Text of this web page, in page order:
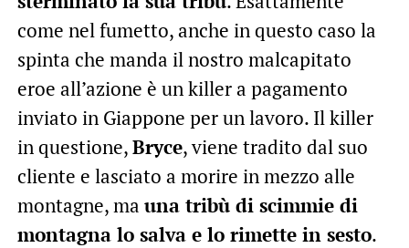
come nel fumetto, anche in questo caso la
spinta che manda il nostro malcapitato
eroe all’azione è un killer a pagamento
inviato in Giappone per un lavoro. Il killer
in questione,Bryce, viene tradito dal suo
cliente e lasciato a morire in mezzo alle
montagne, ma una tribù di scimmie di
montagna lo salva e lo rimette in sesto.